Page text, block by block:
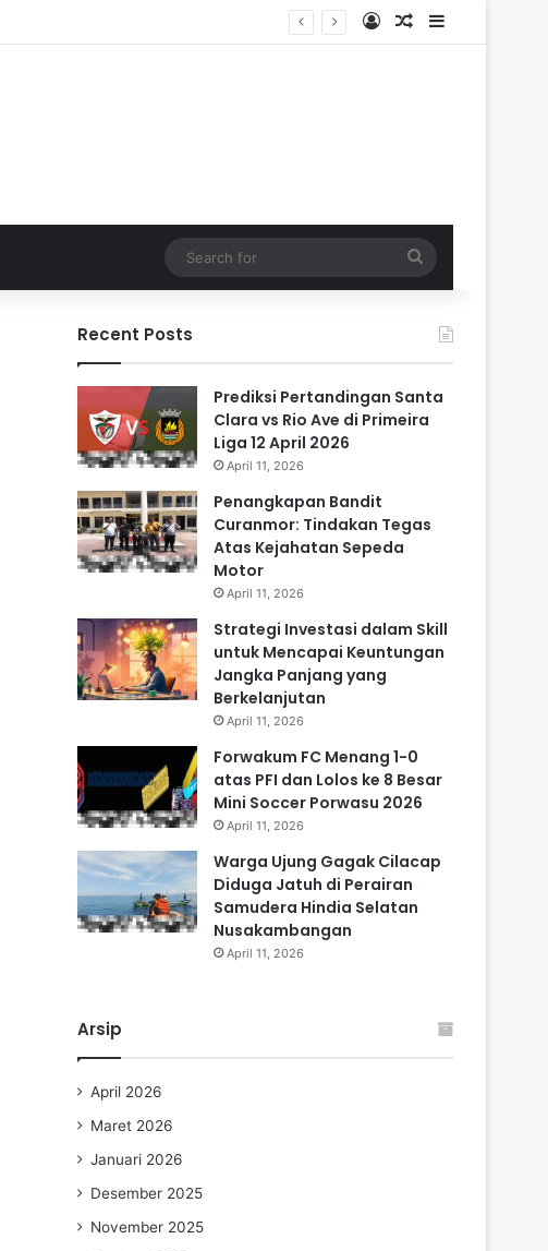
Log InRandom Article
Sidebar
for
Recent Posts
Prediksi Pertandingan Santa
Clara vs Rio Ave di Primeira
Liga 12 April 2026
April 11, 2026
Penangkapan Bandit
Curanmor: Tindakan Tegas
Atas Kejahatan Sepeda
Motor
April 11, 2026
Strategi Investasi dalam Skill
untuk Mencapai Keuntungan
Jangka Panjang yang
Berkelanjutan
April 11, 2026
Forwakum FC Menang 1-0
atas PFI dan Lolos ke 8 Besar
Mini Soccer Porwasu 2026
April 11, 2026
Warga Ujung Gagak Cilacap
Diduga Jatuh di Perairan
Samudera Hindia Selatan
Nusakambangan
April 11, 2026
Arsip
April 2026
Maret 2026
Januari 2026
Desember 2025
November 2025